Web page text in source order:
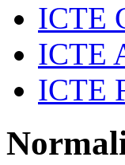
ICTE
ICTE
ICTE